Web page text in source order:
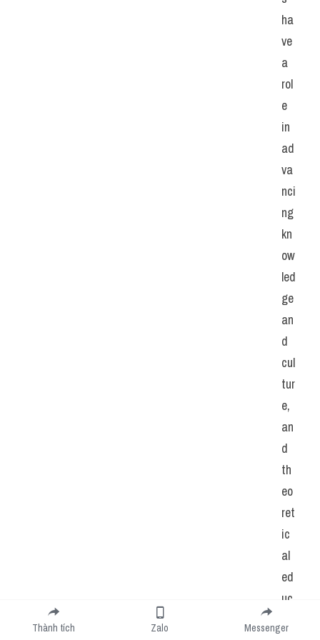
ha
ve
a
rol
e
in
ad
va
nci
ng
kn
ow
led
ge
an
d
cul
tur
e,
an
d
th
eo
ret
ic
al
ed
uc
Thành tích Zalo Messenger